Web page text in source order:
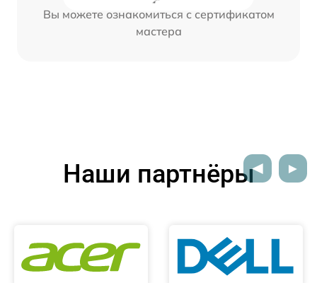
Вы можете ознакомиться с сертификатом
мастера
Наши партнёры